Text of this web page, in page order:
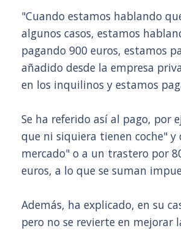
"Cuando estamos hablando
algunos casos, estamos
pagando 900 euros, estamos
añadido desde la empresa
en los inquilinos y estamos
Se ha referido así al pago, por
que ni siquiera tienen coche"
mercado" o a un trastero por
euros, a lo que se suman
Además, ha explicado, en su
pero no se revierte en mejorar